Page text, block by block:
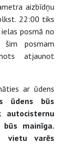
aizbīdņu
22:00 tiks
posmā no
posmam
atjaunot
ar ūdens
ūdens būs
mainīga.
vietu varēs